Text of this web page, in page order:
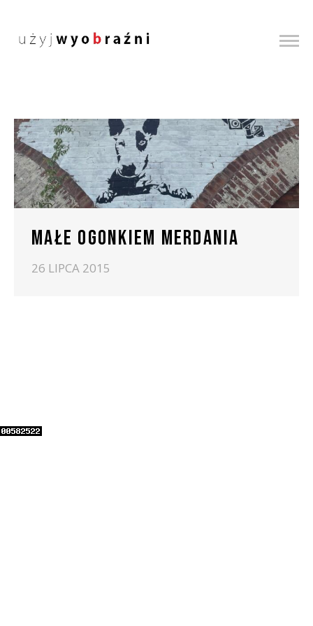
MAŁE OGONKIEM MERDANIA
26 LIPCA 2015